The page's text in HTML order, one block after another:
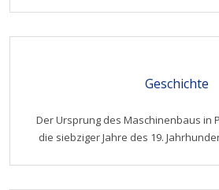
Geschichte
Der Ursprung des Maschinenbaus in
die siebziger Jahre des 19.